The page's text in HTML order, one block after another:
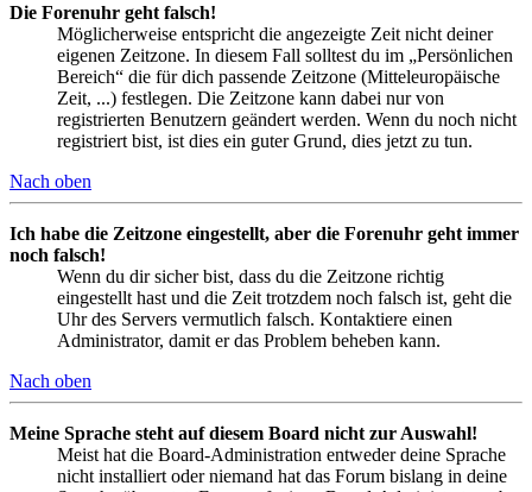
Die Forenuhr geht falsch!
Möglicherweise entspricht die angezeigte Zeit nicht deiner
eigenen Zeitzone. In diesem Fall solltest du im „Persönlichen
Bereich“ die für dich passende Zeitzone (Mitteleuropäische
Zeit, ...) festlegen. Die Zeitzone kann dabei nur von
registrierten Benutzern geändert werden. Wenn du noch nicht
registriert bist, ist dies ein guter Grund, dies jetzt zu tun.
Nach oben
Ich habe die Zeitzone eingestellt, aber die Forenuhr geht immer
noch falsch!
Wenn du dir sicher bist, dass du die Zeitzone richtig
eingestellt hast und die Zeit trotzdem noch falsch ist, geht die
Uhr des Servers vermutlich falsch. Kontaktiere einen
Administrator, damit er das Problem beheben kann.
Nach oben
Meine Sprache steht auf diesem Board nicht zur Auswahl!
Meist hat die Board-Administration entweder deine Sprache
nicht installiert oder niemand hat das Forum bislang in deine